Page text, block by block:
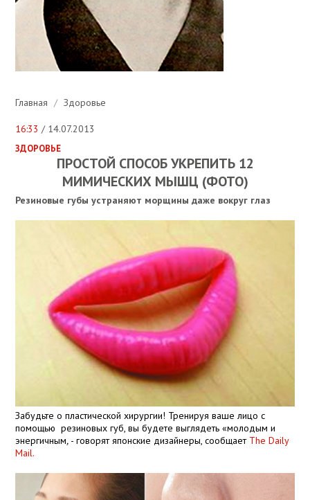
Главная / Здоровье
16:33 / 14.07.2013
ЗДОРОВЬЕ
ПРОСТОЙ СПОСОБ УКРЕПИТЬ 12
МИМИЧЕСКИХ МЫШЦ (ФОТО)
Резиновые губы устраняют морщины даже вокруг глаз
Забудьте о пластической хирургии! Тренируя ваше лицо с
помощью резиновых губ, вы будете выглядеть «молодым и
энергичным, - говорят японские дизайнеры, сообщает Thе Daily
Mail.